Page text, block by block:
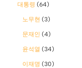
대통령 (64)
노무현 (3)
문재인 (4)
윤석열 (34)
이재명 (30)